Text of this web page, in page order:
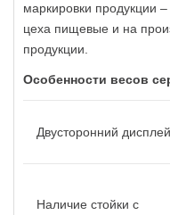
маркировки продукции
цеха пищевые и на
продукции.
Особенности весов
Двусторонний дисплей
Наличие стойки с